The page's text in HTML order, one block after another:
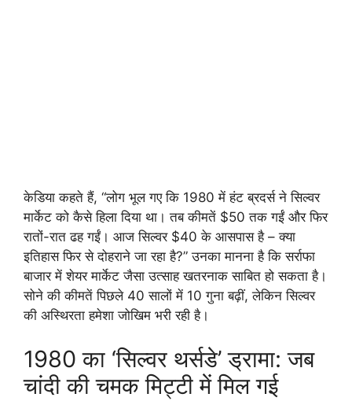
केडिया कहते हैं, “लोग भूल गए कि 1980 में हंट ब्रदर्स ने सिल्वर
मार्केट को कैसे हिला दिया था। तब कीमतें $50 तक गईं और फिर
रातों-रात ढह गईं। आज सिल्वर $40 के आसपास है – क्या
इतिहास फिर से दोहराने जा रहा है?” उनका मानना है कि सर्राफा
बाजार में शेयर मार्केट जैसा उत्साह खतरनाक साबित हो सकता है।
सोने की कीमतें पिछले 40 सालों में 10 गुना बढ़ीं, लेकिन सिल्वर
की अस्थिरता हमेशा जोखिम भरी रही है।
1980 का ‘सिल्वर थर्सडे’ ड्रामा: जब
चांदी की चमक मिट्टी में मिल गई